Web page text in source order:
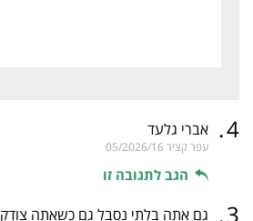
4
. אברי גלעד
עפר קציר 05/2026/16
הגב לתגובה זו
3
. גם אתה בלתי נסבל גם כשאתה צודק